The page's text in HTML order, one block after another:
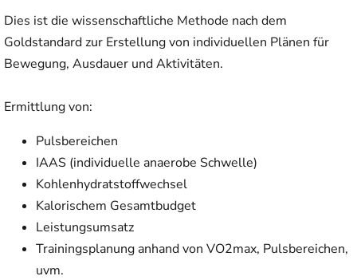
Dies ist die wissenschaftliche Methode nach dem
Goldstandard zur Erstellung von individuellen Plänen für
Bewegung, Ausdauer und Aktivitäten.
Ermittlung von:
Pulsbereichen
IAAS (individuelle anaerobe Schwelle)
Kohlenhydratstoffwechsel
Kalorischem Gesamtbudget
Leistungsumsatz
Trainingsplanung anhand von VO2max, Pulsbereichen,
uvm.